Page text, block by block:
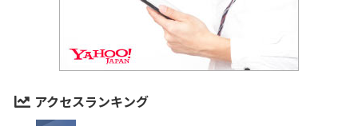
アクセスランキング